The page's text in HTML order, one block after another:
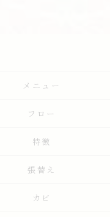
メニュー
フロー
特徴
張替え
カビ